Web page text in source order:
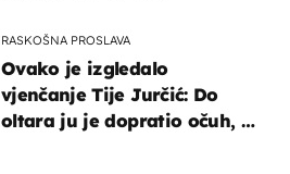
RASKOŠNA PROSLAVA
Ovako je izgledalo
vjenčanje Tije Jurčić: Do
oltara ju je dopratio očuh, a